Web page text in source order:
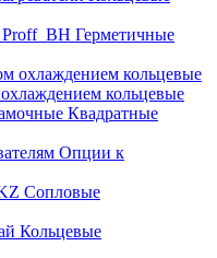
Герметичные
кольцевые
Квадратные
Опции к
Cопловые
Кольцевые